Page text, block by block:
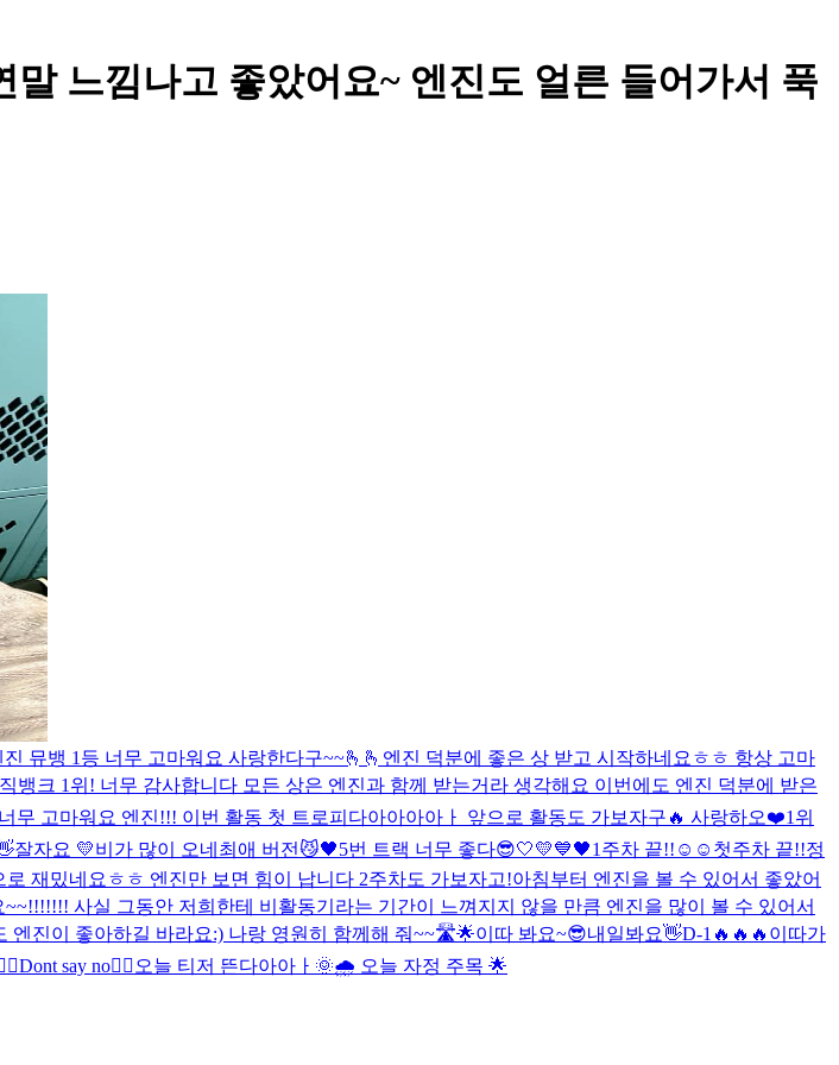
느낌나고 좋았어요~ 엔진도 얼른 들어가서 푹
진 뮤뱅 1등 너무 고마워요 사랑한다구~~🫰🫰 엔진 덕분에 좋은 상 받고 시작하네요ㅎㅎ 항상 고마
뱅크 1위! 너무 감사합니다 모든 상은 엔진과 함께 받는거라 생각해요 이번에도 엔진 덕분에 받은
무 고마워요 엔진!!! 이번 활동 첫 트로피다아아아아ㅏ 앞으로 활동도 가보자구🔥 사랑하오❤️1위
잘자요 💛비가 많이 오네 최애 버전😼🖤5번 트랙 너무 좋다😎🤍💛💙🖤1주차 끝!!☺️☺️ 첫주차 끝!!정
재밌네요ㅎㅎ 엔진만 보면 힘이 납니다 2주차도 가보자고!아침부터 엔진을 볼 수 있어서 좋았어
사실 그동안 저희한테 비활동기라는 기간이 느껴지지 않을 만큼 엔진을 많이 볼 수 있어서
엔진이 좋아하길 바라요:) 나랑 영원히 함께해 줘~~🛣🌟이따 봐요~😎내일봐요👋D-1🔥🔥🔥 이따가
Dont say no🙂‍↔️ 오늘 티저 뜬다아아ㅏ 🌞🌧 오늘 자정 주목 🌟